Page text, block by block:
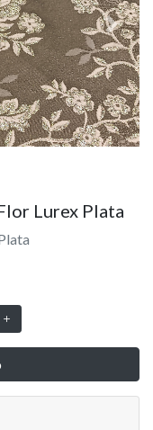
Next
Lurex Plata